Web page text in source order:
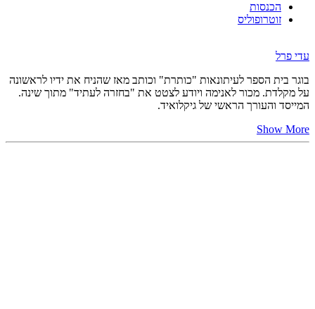
הכנסות
זוטרופוליס
עדי פרל
בוגר בית הספר לעיתונאות "כותרת" וכותב מאז שהניח את ידיו לראשונה
על מקלדת. מכור לאנימה ויודע לצטט את "בחזרה לעתיד" מתוך שינה.
המייסד והעורך הראשי של גיקלואיד.
Show More